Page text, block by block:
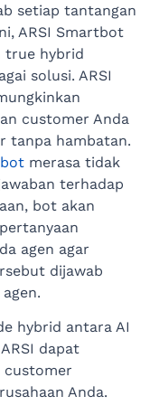
setiap tantangan
ARSI Smartbot
true hybrid
solusi. ARSI
customer Anda
tanpa hambatan.
merasa tidak
terhadap
bot akan
agen agar
dijawab
hybrid antara AI
dapat
customer
Anda.